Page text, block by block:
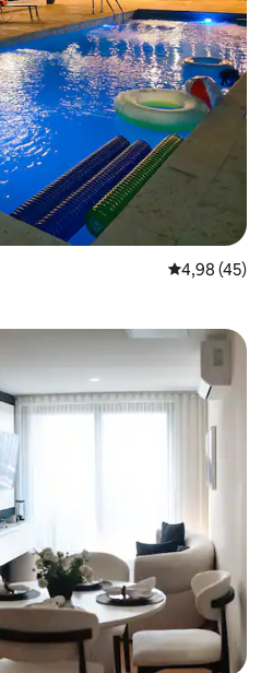
Gemiddelde
4,98 (45)